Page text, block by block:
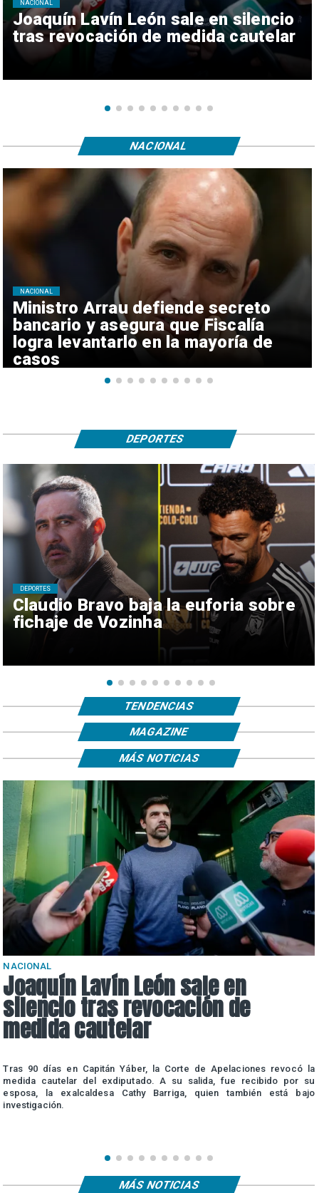
Joaquín Lavín León sale en silencio
tras revocación de medida cautelar
NACIONAL
Ministro Arrau defiende secreto
bancario y asegura que Fiscalía
logra levantarlo en la mayoría de
casos
NACIONAL
NACIONAL
Claudio Bravo baja la euforia sobre
fichaje de Vozinha
DEPORTES
DEPORTES
TENDENCIAS
MAGAZINE
NACIONAL
Joaquín Lavín León sale en
silencio tras revocación de
medida cautelar
Tras 90 días en Capitán Yáber, la Corte de Apelaciones revocó la
medida cautelar del exdiputado. A su salida, fue recibido por su
esposa, la exalcaldesa Cathy Barriga, quien también está bajo
investigación.
MÁS NOTICIAS
MÁS NOTICIAS